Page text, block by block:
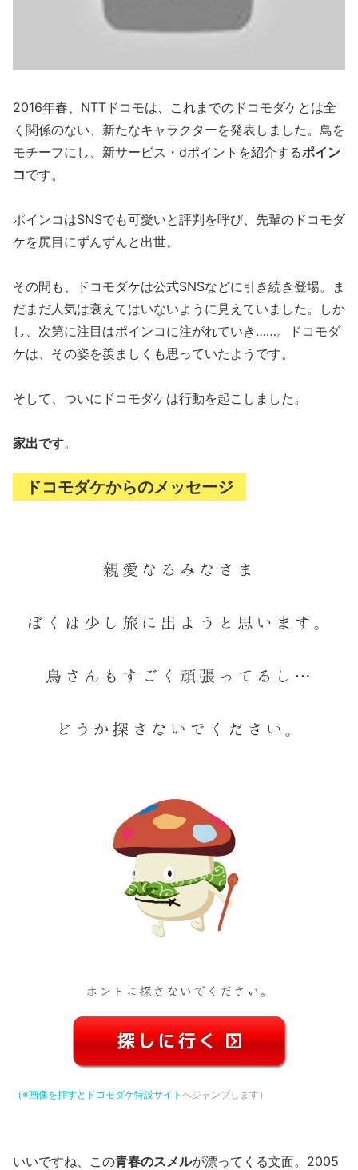
2016年春、NTTドコモは、これまでのドコモダケとは全
く関係のない、新たなキャラクターを発表しました。鳥を
モチーフにし、新サービス・dポイントを紹介するポイン
コです。
ポインコはSNSでも可愛いと評判を呼び、先輩のドコモダ
ケを尻目にずんずんと出世。
その間も、ドコモダケは公式SNSなどに引き続き登場。ま
だまだ人気は衰えてはいないように見えていました。しか
し、次第に注目はポインコに注がれていき……。ドコモダ
ケは、その姿を羨ましくも思っていたようです。
そして、ついにドコモダケは行動を起こしました。
家出です。
ドコモダケからのメッセージ
（※画像を押すと ドコモダケ特設サイト へジャンプします）
いいですね、この青春のスメルが漂ってくる文面。2005